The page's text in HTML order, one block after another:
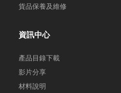
貨品保養及維修
資訊中心
產品目錄下載
影片分享
材料說明